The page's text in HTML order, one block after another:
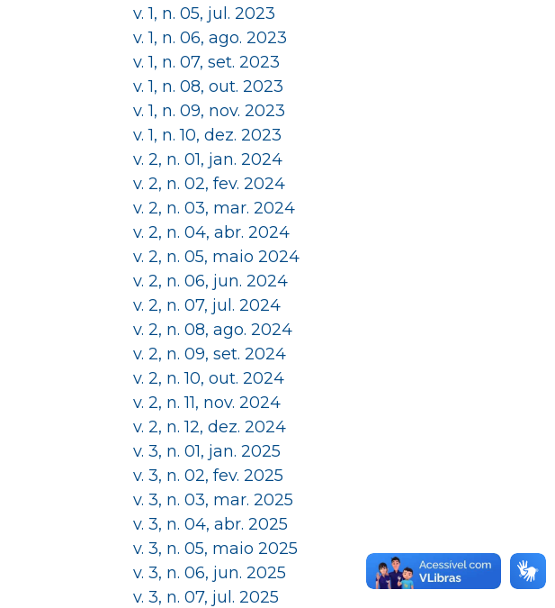
v. 1, n. 05, jul. 2023
v. 1, n. 06, ago. 2023
v. 1, n. 07, set. 2023
v. 1, n. 08, out. 2023
v. 1, n. 09, nov. 2023
v. 1, n. 10, dez. 2023
v. 2, n. 01, jan. 2024
v. 2, n. 02, fev. 2024
v. 2, n. 03, mar. 2024
v. 2, n. 04, abr. 2024
v. 2, n. 05, maio 2024
v. 2, n. 06, jun. 2024
v. 2, n. 07, jul. 2024
v. 2, n. 08, ago. 2024
v. 2, n. 09, set. 2024
v. 2, n. 10, out. 2024
v. 2, n. 11, nov. 2024
v. 2, n. 12, dez. 2024
v. 3, n. 01, jan. 2025
v. 3, n. 02, fev. 2025
v. 3, n. 03, mar. 2025
v. 3, n. 04, abr. 2025
v. 3, n. 05, maio 2025
v. 3, n. 06, jun. 2025
v. 3, n. 07, jul. 2025